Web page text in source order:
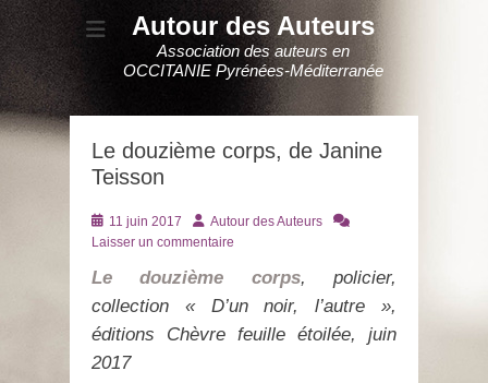
Autour des Auteurs
Association des auteurs en
OCCITANIE Pyrénées-Méditerranée
Le douzième corps, de Janine
Teisson
Posté
le
11 juin 2017 AuteurAutour des Auteurs
Laisser un commentaire
Le douzième corps, policier,
collection « D’un noir, l’autre »,
éditions Chèvre feuille étoilée, juin
2017